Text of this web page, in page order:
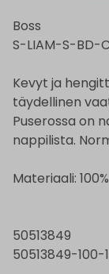
Boss
S-LIAM-S-BD-
Kevyt ja
täydellinen
Puserossa on
nappilista.
Materiaali:
50513849
50513849-100-